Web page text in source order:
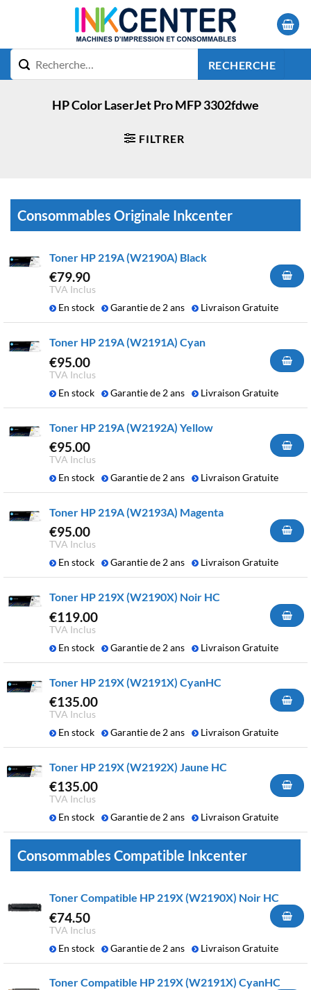
RECHERCHE
HP Color LaserJet Pro MFP 3302fdwe
FILTRER
Consommables Originale Inkcenter
Toner HP 219A (W2190A) Black
€79.90
TVA Inclus
En stock
Garantie de 2 ans Livraison Gratuite
Toner HP 219A (W2191A) Cyan
€95.00
TVA Inclus
En stock
Garantie de 2 ans Livraison Gratuite
Toner HP 219A (W2192A) Yellow
€95.00
TVA Inclus
En stock
Garantie de 2 ans Livraison Gratuite
Toner HP 219A (W2193A) Magenta
€95.00
TVA Inclus
En stock
Garantie de 2 ans Livraison Gratuite
Toner HP 219X (W2190X) Noir HC
€119.00
TVA Inclus
En stock
Garantie de 2 ans Livraison Gratuite
Toner HP 219X (W2191X) CyanHC
€135.00
TVA Inclus
En stock
Garantie de 2 ans Livraison Gratuite
Toner HP 219X (W2192X) Jaune HC
€135.00
TVA Inclus
En stock
Garantie de 2 ans Livraison Gratuite
Consommables Compatible Inkcenter
Toner Compatible HP 219X (W2190X) Noir HC
€74.50
TVA Inclus
En stock
Garantie de 2 ans Livraison Gratuite
Toner Compatible HP 219X (W2191X) CyanHC